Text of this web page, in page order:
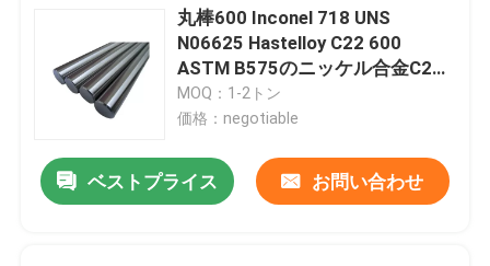
丸棒600 Inconel 718 UNS
N06625 Hastelloy C22 600
ASTM B575のニッケル合金C276
C4 Hastelloy X B B2 B3 C276
C22
MOQ：1-2トン
価格：negotiable
ベストプライス お問い合わせ